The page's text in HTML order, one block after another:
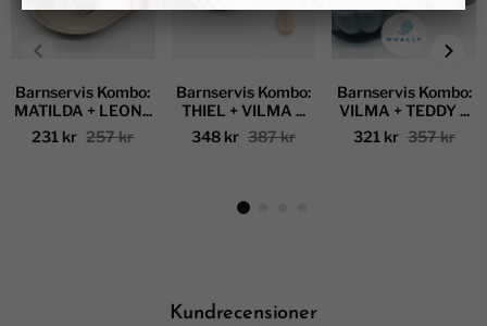
Barnservis Kombo:
MATILDA + LEON...
231 kr 257 kr
Barnservis Kombo:
THIEL + VILMA ...
348 kr 387 kr
Barnservis Kombo:
VILMA + TEDDY ...
321 kr 357 kr
Kundrecensioner